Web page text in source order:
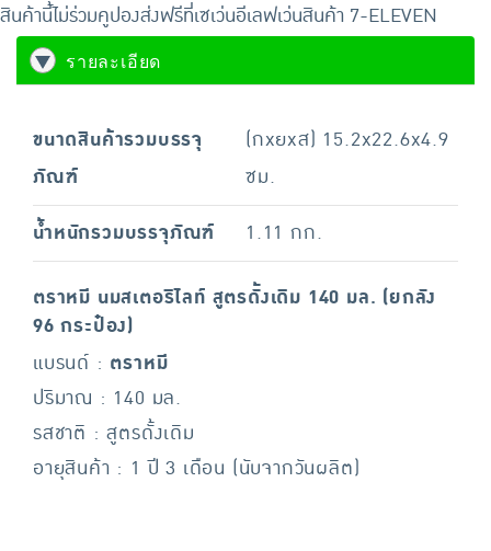
สินค้านี้ไม่ร่วมคูปองส่งฟรีที่เซเว่นอีเลฟเว่นสินค้า 7-ELEVEN
รายละเอียด
ขนาดสินค้ารวมบรรจุ
ภัณฑ์
(กxยxส) 15.2x22.6x4.9
ซม.
น้ำหนักรวมบรรจุภัณฑ์
1.11 กก.
ตราหมี นมสเตอริไลท์ สูตรดั้งเดิม 140 มล. (ยกลัง
96 กระป๋อง)
แบรนด์ : ตราหมี
ปริมาณ : 140 มล.
รสชาติ : สูตรดั้งเดิม
อายุสินค้า : 1 ปี 3 เดือน (นับจากวันผลิต)